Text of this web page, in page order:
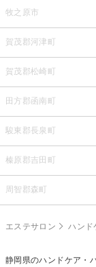
牧之原市
賀茂郡河津町
賀茂郡松崎町
田方郡函南町
駿東郡長泉町
榛原郡吉田町
周智郡森町
エステサロン ハンド
静岡県のハンドケア・